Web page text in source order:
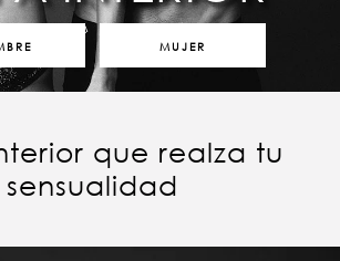
MUJER
que realza tu
sensualidad